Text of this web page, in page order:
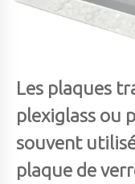
Les plaques
plexiglass ou
souvent
plaque de